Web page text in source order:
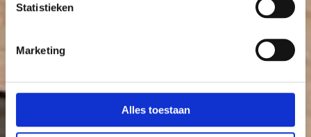
Statistieken
Marketing
Alles toestaan